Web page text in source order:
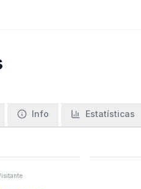
Info Estatísticas